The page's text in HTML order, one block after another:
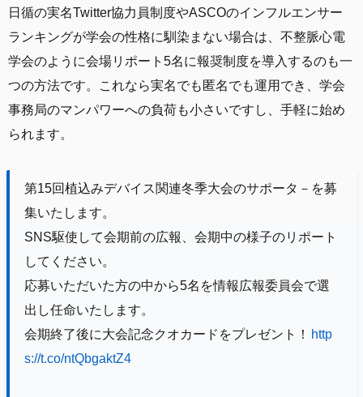
日循の実名Twitter協力員制度やASCOのインフルエンサー
ランキングが学会の性格に馴染まない場合は、不整脈心電
学会のように会場リポート5名に報奨制度を導入するのも一
つの方法です。これなら実名でも匿名でも運用でき、学会
事務局のマンパワーへの負荷も小さいですし、手軽に始め
られます。
第15回植込みデバイス関連冬季大会のサポータ－を募
集いたします。
SNS駆使して会期前の広報、会期中の様子のリポート
してください。
応募いただいた方の中から5名を情報広報委員会で選
出し任命いたします。
会期終了後に大会記念クオカードをプレゼント！
http
s://t.co/ntQbgaktZ4